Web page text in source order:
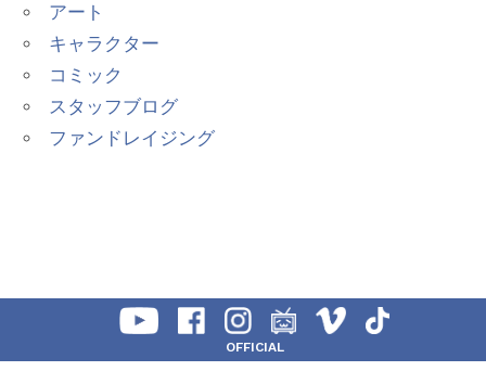
アート
キャラクター
コミック
スタッフブログ
ファンドレイジング
OFFICIAL